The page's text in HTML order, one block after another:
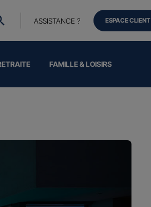
FAMILLE & LOISIRS
ASSISTANCE ? ESPACE CLIENT